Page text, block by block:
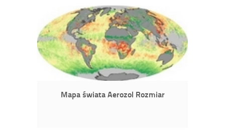
Mapa świata Aerozol Rozmiar